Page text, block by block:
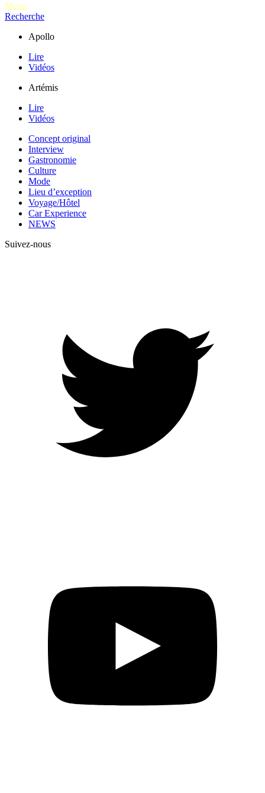
Menu
Recherche
Apollo
Lire
Vidéos
Artémis
Lire
Vidéos
Concept original
Interview
Gastronomie
Culture
Mode
Lieu d’exception
Voyage/Hôtel
Car Experience
NEWS
Suivez-nous